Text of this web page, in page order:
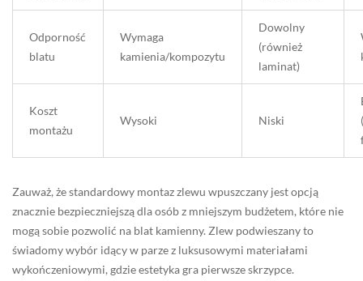
Odporność
blatu
Wymaga
kamienia/kompozytu
Dowolny
(również
laminat)
Koszt
montażu
Wysoki Niski
Zauważ, że standardowy montaz zlewu wpuszczany jest opcją
znacznie bezpieczniejszą dla osób z mniejszym budżetem, które nie
mogą sobie pozwolić na blat kamienny. Zlew podwieszany to
świadomy wybór idący w parze z luksusowymi materiałami
wykończeniowymi, gdzie estetyka gra pierwsze skrzypce.